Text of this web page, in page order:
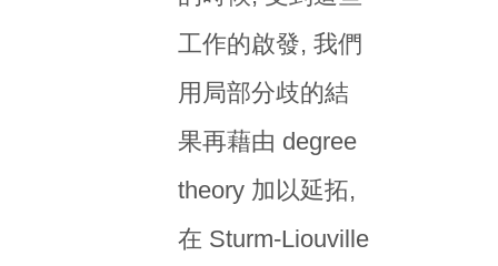
工作的啟發, 我們
用局部分歧的結
果再藉由 degree
theory 加以延拓,
在 Sturm-Liouville